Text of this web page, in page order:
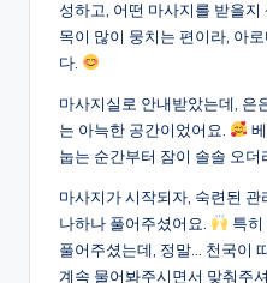
성하고, 어떤 마사지를 받을
목이 많이 뭉치는 편이라, 아
다.
마사지실로 안내받았는데, 은
는 아늑한 공간이었어요.
눕는 순간부터 잠이 솔솔 오더
마사지가 시작되자, 숙련된
나하나 풀어주셨어요.
특
풀어주셨는데, 정말… 천국이
계속 물어봐주시면서 맞춰주